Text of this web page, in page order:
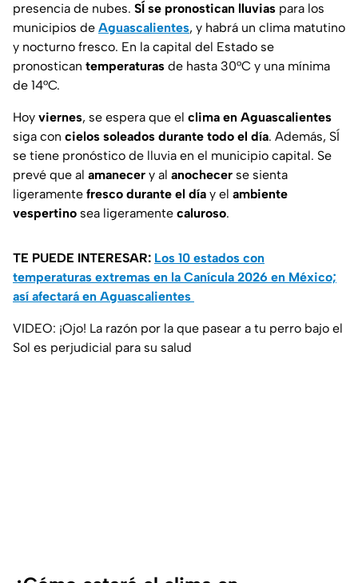
presencia de nubes. SÍ se pronostican lluvias para los
municipios de Aguascalientes, y habrá un clima matutino
y nocturno fresco. En la capital del Estado se
pronostican temperaturas de hasta 30°C y una mínima
de 14°C.
Hoy viernes, se espera que el clima en Aguascalientes
siga con cielos soleados durante todo el día. Además, SÍ
se tiene pronóstico de lluvia en el municipio capital. Se
prevé que al amanecer y al anochecer se sienta
ligeramente fresco durante el día y el ambiente
vespertino sea ligeramente caluroso.
TE PUEDE INTERESAR: Los 10 estados con
temperaturas extremas en la Canícula 2026 en México;
así afectará en Aguascalientes
VIDEO: ¡Ojo! La razón por la que pasear a tu perro bajo el
Sol es perjudicial para su salud